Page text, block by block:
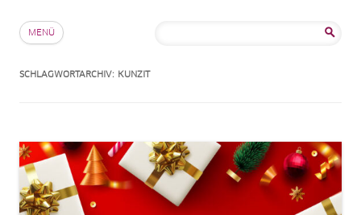
MENÜ
SCHLAGWORTARCHIV: KUNZIT